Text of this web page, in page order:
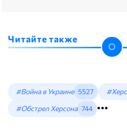
Читайте также
#Война в Украине 5527
#Обстрел Херсона 744